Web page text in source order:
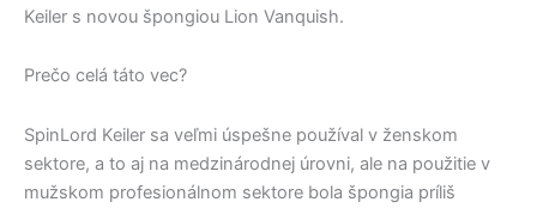
Keiler s novou špongiou Lion Vanquish.
Prečo celá táto vec?
SpinLord Keiler sa veľmi úspešne používal v ženskom
sektore, a to aj na medzinárodnej úrovni, ale na použitie v
mužskom profesionálnom sektore bola špongia príliš